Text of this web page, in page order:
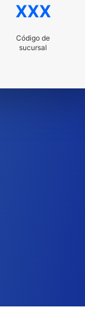
XXX
Código de
sucursal